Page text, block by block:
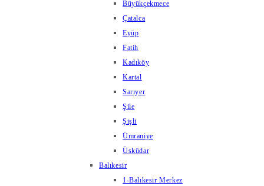
Büyükçekmece
Çatalca
Eyüp
Fatih
Kadıköy
Kartal
Sarıyer
Şile
Şişli
Ümraniye
Üsküdar
Balıkesir
1-Balıkesir Merkez